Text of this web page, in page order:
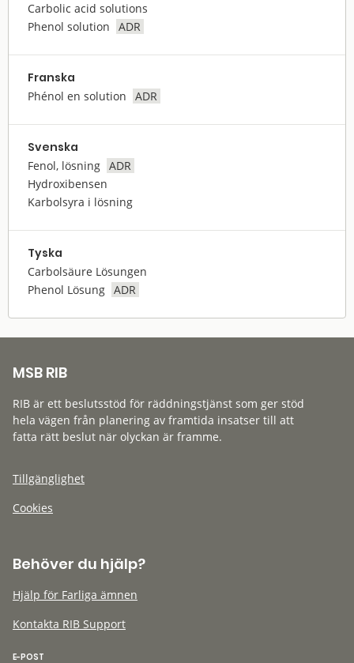
Carbolic acid solutions
Phenol solution
ADR
Franska
Phénol en solution ADR
Svenska
Fenol, lösning ADR
Hydroxibensen
Karbolsyra i lösning
Tyska
Carbolsäure Lösungen
Phenol Lösung ADR
MSB RIB
RIB är ett beslutsstöd för räddningstjänst som ger stöd
hela vägen från planering av framtida insatser till att
fatta rätt beslut när olyckan är framme.
Tillgänglighet
Cookies
Behöver du hjälp?
Hjälp för Farliga ämnen
Kontakta RIB Support
E-POST